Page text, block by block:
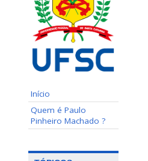
Início
Quem é Paulo
Pinheiro Machado ?